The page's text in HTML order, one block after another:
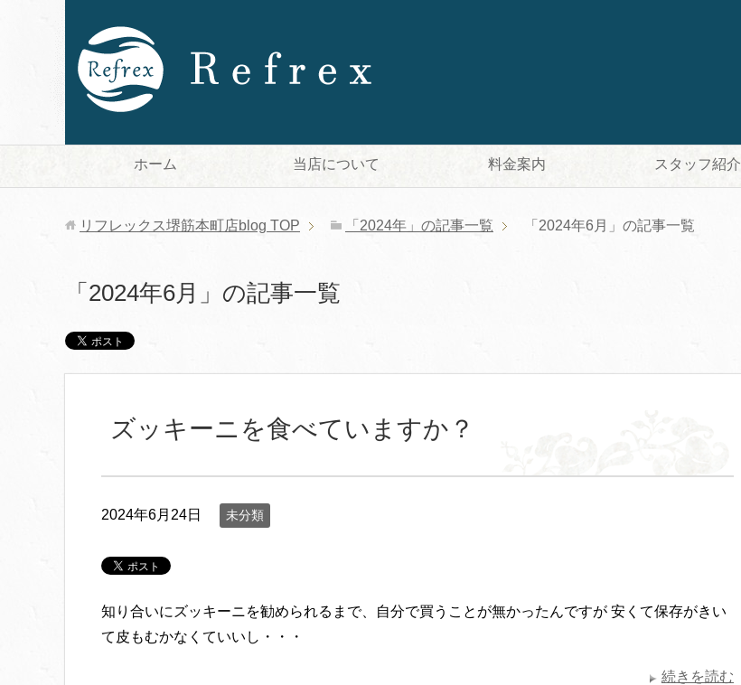
ホーム 当店について 料金案内 スタッフ紹介
リフレックス堺筋本町店blog TOP 「2024年」の記事一覧 「2024年6月」の記事一覧
「2024年6月」の記事一覧
ズッキーニを食べていますか？
2024年6月24日 未分類
知り合いにズッキーニを勧められるまで、自分で買うことが無かったんですが 安くて保存がきい
て皮もむかなくていいし・・・
続きを読む